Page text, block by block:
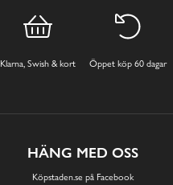
Klarna, Swish & kort Öppet köp 60 dagar
HÄNG MED OSS
Köpstaden.se på Facebook